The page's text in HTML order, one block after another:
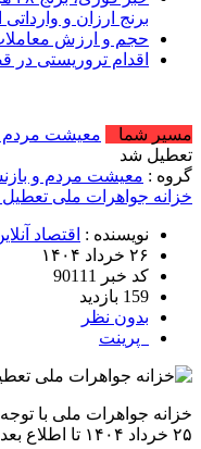
برنج ارزان و
‌حجم و ارزش
اقدام تروریستی
مسیر شما معیشت مردم
تعطیل شد
گروه : معیشت مردم و
خزانه جواهرات ملی
نویسنده : اقتصاد
۲۶ خرداد ۱۴۰۴
کد خبر 90111
159 بازدید
بدون نظر
پرینت
خزانه جواهرات ملی با
۲۵ خرداد ۱۴۰۴ تا اطلاع بعدی تعطیل است.